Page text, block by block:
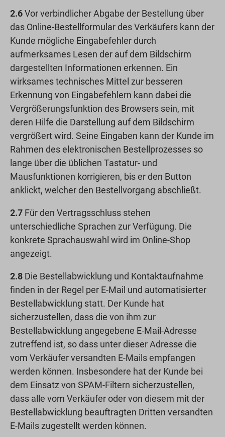
2.6Vor verbindlicher Abgabe der Bestellung über
das Online-Bestellformular des Verkäufers kann der
Kunde mögliche Eingabefehler durch
aufmerksames Lesen der auf dem Bildschirm
dargestellten Informationen erkennen. Ein
wirksames technisches Mittel zur besseren
Erkennung von Eingabefehlern kann dabei die
Vergrößerungsfunktion des Browsers sein, mit
deren Hilfe die Darstellung auf dem Bildschirm
vergrößert wird. Seine Eingaben kann der Kunde im
Rahmen des elektronischen Bestellprozesses so
lange über die üblichen Tastatur- und
Mausfunktionen korrigieren, bis er den Button
anklickt, welcher den Bestellvorgang abschließt.
2.7 Für den Vertragsschluss stehen
unterschiedliche Sprachen zur Verfügung. Die
konkrete Sprachauswahl wird im Online-Shop
angezeigt.
2.8 Die Bestellabwicklung und Kontaktaufnahme
finden in der Regel per E-Mail und automatisierter
Bestellabwicklung statt. Der Kunde hat
sicherzustellen, dass die von ihm zur
Bestellabwicklung angegebene E-Mail-Adresse
zutreffend ist, so dass unter dieser Adresse die
vom Verkäufer versandten E-Mails empfangen
werden können. Insbesondere hat der Kunde bei
dem Einsatz von SPAM-Filtern sicherzustellen,
dass alle vom Verkäufer oder von diesem mit der
Bestellabwicklung beauftragten Dritten versandten
E-Mails zugestellt werden können.